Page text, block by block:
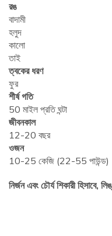
রঙ
বাদামী
হলুদ
কালো
তাই
ত্বকের ধরণ
ফুর
শীর্ষ গতি
50 মাইল প্রতি ঘন্টা
জীবনকাল
12-20 বছর
ওজন
10-25 কেজি (22-55 পাউন্ড)
নির্জন এবং চৌর্য শিকারী